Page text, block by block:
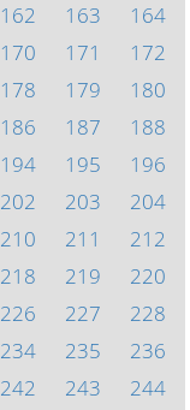
162 163
164
170 171
172
178 179
180
186 187
188
194 195
196
202 203
204
210 211
212
218 219
220
226 227
228
234 235
236
242 243
244